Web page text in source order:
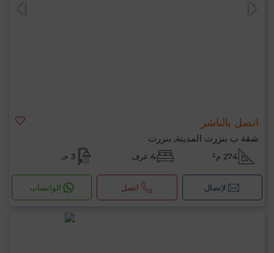
اتصل بالناشر
شقة ب بنزرت المدينة, بنزرت
274 م² 4 غرف 3 حـ
لإتصال اتصل الواتساب